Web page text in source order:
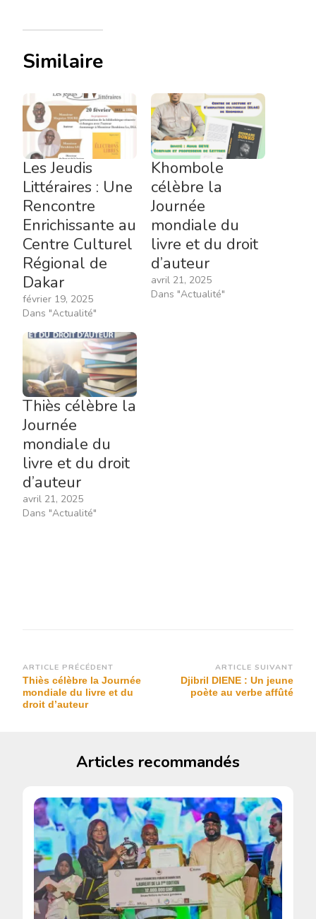
Similaire
Les Jeudis
Littéraires : Une
Rencontre
Enrichissante au
Centre Culturel
Régional de
Dakar
février 19, 2025
Dans "Actualité"
Khombole
célèbre la
Journée
mondiale du
livre et du droit
d’auteur
avril 21, 2025
Dans "Actualité"
Thiès célèbre la
Journée
mondiale du
livre et du droit
d’auteur
avril 21, 2025
Dans "Actualité"
Navigation
d’article
ARTICLE PRÉCÉDENT
Thiès célèbre la Journée
mondiale du livre et du
droit d’auteur
ARTICLE SUIVANT
Djibril DIENE : Un jeune
poète au verbe affûté
Articles recommandés